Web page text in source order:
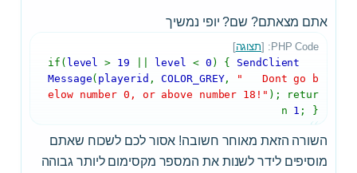
אתם מצאתם? שם? יופי נמשיך
PHP Code: [ תצוגה
if( level> 19 level < 0 ) { SendClient
Message( playerid ,COLOR_GREY,
" Dont go b
elow number 0, or above number 18!" ); retur
n 1 ; }
השורה הזאת מאוחר חשובה! אסור לכם לשכוח שאתם
מוסיפים לידר לשנות את המספר מקסימום ליותר גבוהה